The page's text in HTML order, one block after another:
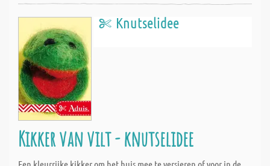
Knutselidee
Kikker van vilt - knutselidee